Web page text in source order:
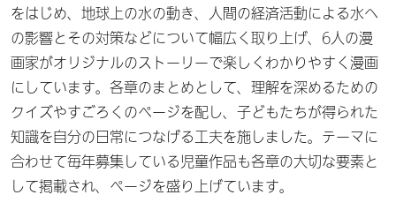
をはじめ、地球上の水の動き、人間の経済活動による水へ
の影響とその対策などについて幅広く取り上げ、6人の漫
画家がオリジナルのストーリーで楽しくわかりやすく漫画
にしています。各章のまとめとして、理解を深めるための
クイズやすごろくのページを配し、子どもたちが得られた
知識を自分の日常につなげる工夫を施しました。テーマに
合わせて毎年募集している児童作品も各章の大切な要素と
して掲載され、ページを盛り上げています。